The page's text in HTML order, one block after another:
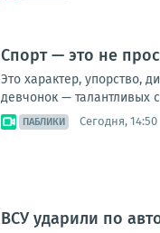
Спорт — это не
Это характер, упорство,
девчонок — талантливых
ПАБЛИКИ Сегодня, 14:50
ВСУ ударили по